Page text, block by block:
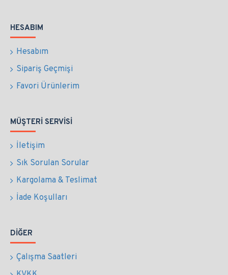
HESABIM
Hesabım
Sipariş Geçmişi
Favori Ürünlerim
MÜŞTERI SERVISI
İletişim
Sık Sorulan Sorular
Kargolama & Teslimat
İade Koşulları
DIĞER
Çalışma Saatleri